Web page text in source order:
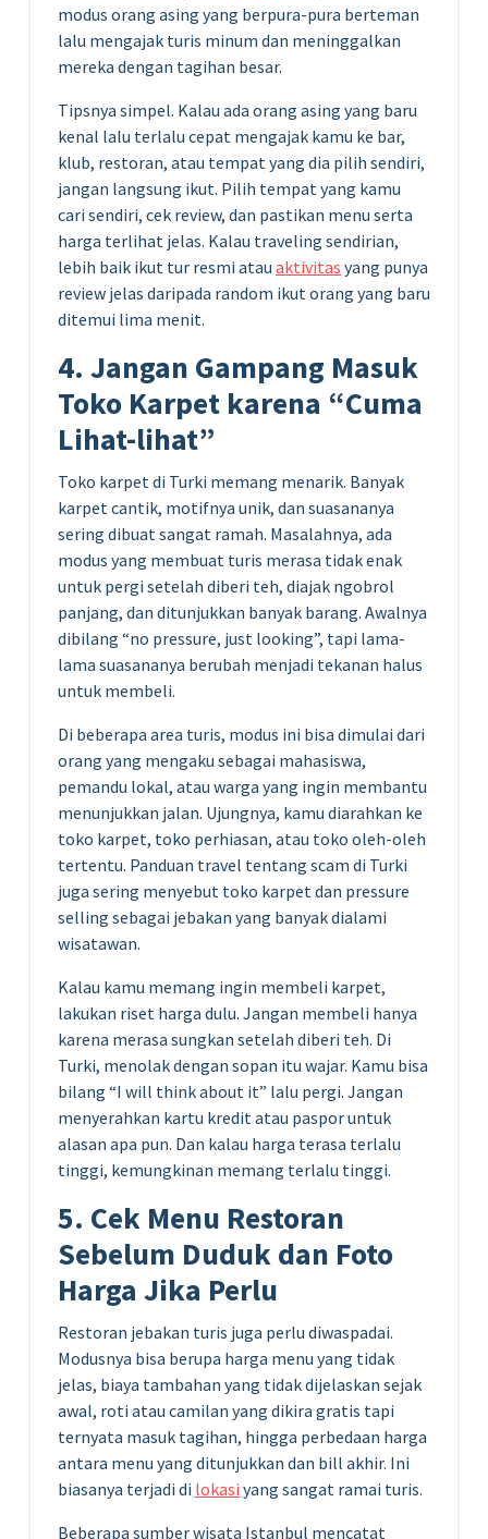
modus orang asing yang berpura-pura berteman
lalu mengajak turis minum dan meninggalkan
mereka dengan tagihan besar.
Tipsnya simpel. Kalau ada orang asing yang baru
kenal lalu terlalu cepat mengajak kamu ke bar,
klub, restoran, atau tempat yang dia pilih sendiri,
jangan langsung ikut. Pilih tempat yang kamu
cari sendiri, cek review, dan pastikan menu serta
harga terlihat jelas. Kalau traveling sendirian,
lebih baik ikut tur resmi atau aktivitas yang punya
review jelas daripada random ikut orang yang baru
ditemui lima menit.
4. Jangan Gampang Masuk
Toko Karpet karena “Cuma
Lihat-lihat”
Toko karpet di Turki memang menarik. Banyak
karpet cantik, motifnya unik, dan suasananya
sering dibuat sangat ramah. Masalahnya, ada
modus yang membuat turis merasa tidak enak
untuk pergi setelah diberi teh, diajak ngobrol
panjang, dan ditunjukkan banyak barang. Awalnya
dibilang “no pressure, just looking”, tapi lama-
lama suasananya berubah menjadi tekanan halus
untuk membeli.
Di beberapa area turis, modus ini bisa dimulai dari
orang yang mengaku sebagai mahasiswa,
pemandu lokal, atau warga yang ingin membantu
menunjukkan jalan. Ujungnya, kamu diarahkan ke
toko karpet, toko perhiasan, atau toko oleh-oleh
tertentu. Panduan travel tentang scam di Turki
juga sering menyebut toko karpet dan pressure
selling sebagai jebakan yang banyak dialami
wisatawan.
Kalau kamu memang ingin membeli karpet,
lakukan riset harga dulu. Jangan membeli hanya
karena merasa sungkan setelah diberi teh. Di
Turki, menolak dengan sopan itu wajar. Kamu bisa
bilang “I will think about it” lalu pergi. Jangan
menyerahkan kartu kredit atau paspor untuk
alasan apa pun. Dan kalau harga terasa terlalu
tinggi, kemungkinan memang terlalu tinggi.
5. Cek Menu Restoran
Sebelum Duduk dan Foto
Harga Jika Perlu
Restoran jebakan turis juga perlu diwaspadai.
Modusnya bisa berupa harga menu yang tidak
jelas, biaya tambahan yang tidak dijelaskan sejak
awal, roti atau camilan yang dikira gratis tapi
ternyata masuk tagihan, hingga perbedaan harga
antara menu yang ditunjukkan dan bill akhir. Ini
biasanya terjadi di lokasi yang sangat ramai turis.
Beberapa sumber wisata Istanbul mencatat